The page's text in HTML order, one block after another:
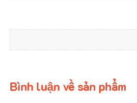
Bình luận về sản phẩm